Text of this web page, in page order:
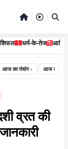
धर्म-के-तेज
का पंचांग › आज का पंचांग
व्रत की